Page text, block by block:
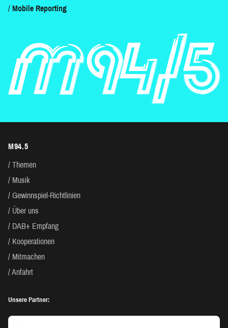
Mobile Reporting
M94.5
Themen
Musik
Gewinnspiel-Richtlinien
Über uns
DAB+ Empfang
Kooperationen
Mitmachen
Anfahrt
Unsere Partner: